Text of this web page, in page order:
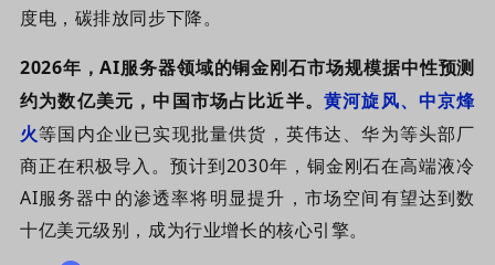
度电，碳排放同步下降。
2026年，AI服务器领域的铜金刚石市场规模据中性预测
约为数亿美元，中国市场占比近半。黄河旋风、 中京烽
火等国内企业已实现批量供货，英伟达、华为等头部厂
商正在积极导入。预计到2030年，铜金刚石在高端液冷
AI服务器中的渗透率将明显提升，市场空间有望达到数
十亿美元级别，成为行业增长的核心引擎。